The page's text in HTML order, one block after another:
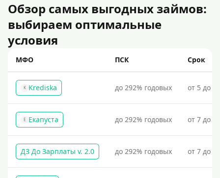
Обзор самых выгодных займов:
выбираем оптимальные
условия
МФО ПСК Срок
K Krediska до 292% годовых от 5 до
Е Екапуста до 292% годовых от 7 до
ДЗ До Зарплаты v. 2.0 до 292% годовых от 7 до